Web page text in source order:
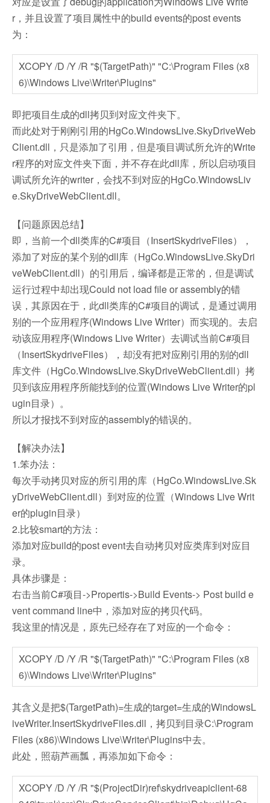
r，并且设置了项目属性中的build events的post events
为：
XCOPY /D /Y /R "$(TargetPath)" "C:\Program Files (x8
6)\Windows Live\Writer\Plugins"
即把项目生成的dll拷贝到对应文件夹下。
而此处对于刚刚引用的HgCo.WindowsLive.SkyDriveWeb
Client.dll，只是添加了引用，但是项目调试所允许的Write
r程序的对应文件夹下面，并不存在此dll库，所以启动项目
调试所允许的writer，会找不到对应的HgCo.WindowsLiv
e.SkyDriveWebClient.dll。
【问题原因总结】
即，当前一个dll类库的C#项目（InsertSkydriveFiles），
添加了对应的某个别的dll库（HgCo.WindowsLive.SkyDri
veWebClient.dll）的引用后，编译都是正常的，但是调试
运行过程中却出现Could not load file or assembly的错
误，其原因在于，此dll类库的C#项目的调试，是通过调用
别的一个应用程序(Windows Live Writer）而实现的。去启
动该应用程序(Windows Live Writer）去调试当前C#项目
（InsertSkydriveFiles），却没有把对应刚引用的别的dll
库文件（HgCo.WindowsLive.SkyDriveWebClient.dll）拷
贝到该应用程序所能找到的位置(Windows Live Writer的pl
ugin目录）。
所以才报找不到对应的assembly的错误的。
【解决办法】
1.笨办法：
每次手动拷贝对应的所引用的库（HgCo.WindowsLive.Sk
yDriveWebClient.dll）到对应的位置（Windows Live Writ
er的plugin目录）
2.比较smart的方法：
添加对应build的post event去自动拷贝对应类库到对应目
录。
具体步骤是：
右击当前C#项目->Propertis->Build Events-> Post build e
vent command line中，添加对应的拷贝代码。
我这里的情况是，原先已经存在了对应的一个命令：
XCOPY /D /Y /R "$(TargetPath)" "C:\Program Files (x8
6)\Windows Live\Writer\Plugins"
其含义是把$(TargetPath)=生成的target=生成的WindowsL
iveWriter.InsertSkydriveFiles.dll，拷贝到目录C:\Program
Files (x86)\Windows Live\Writer\Plugins中去。
此处，照葫芦画瓢，再添加如下命令：
XCOPY /D /Y /R "$(ProjectDir)ref\skydriveapiclient-68